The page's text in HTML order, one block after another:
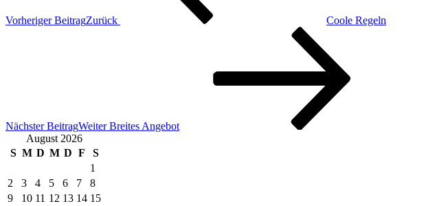
Vorheriger BeitragZurück Coole Regeln
Nächster BeitragWeiter Breites Angebot
August 2026
S M D M D F
S
1
2
3 4 5 6 7
8
9
10 11 12 13 14 15